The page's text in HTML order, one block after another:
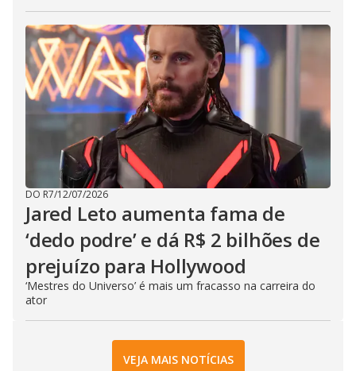
DO R7/12/07/2026
Jared Leto aumenta fama de
‘dedo podre’ e dá R$ 2 bilhões de
prejuízo para Hollywood
‘Mestres do Universo’ é mais um fracasso na carreira do
ator
VEJA MAIS NOTÍCIAS